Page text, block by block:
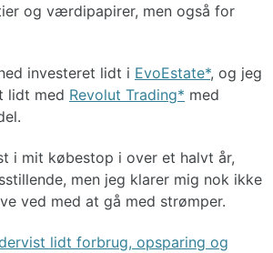
og værdipapirer, men også for
investeret lidt i EvoEstate , og jeg
lidt med Revolut Trading
med
i mit købestop i over et halvt år,
men jeg klarer mig nok ikke
ved med at gå med strømper.
lidt forbrug, opsparing og